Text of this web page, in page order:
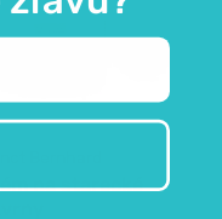
na starecké